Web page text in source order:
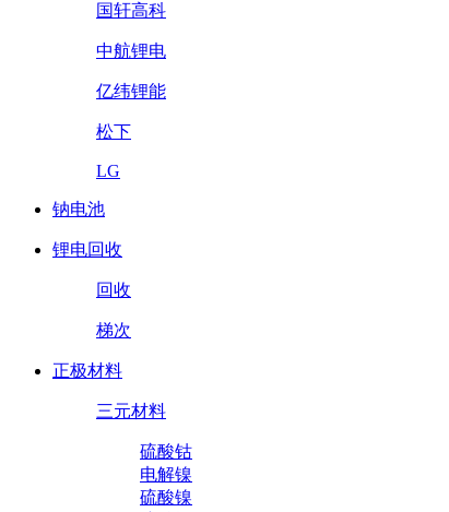
国轩高科
中航锂电
亿纬锂能
松下
LG
钠电池
锂电回收
回收
梯次
正极材料
三元材料
硫酸钴
电解镍
硫酸镍